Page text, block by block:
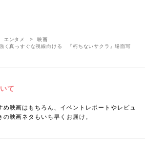
エンタメ
映画
く真っすぐな視線向ける 『朽ちないサクラ』場面写
て
映画はもちろん、イベントレポートやレビュ
映画ネタもいち早くお届け。